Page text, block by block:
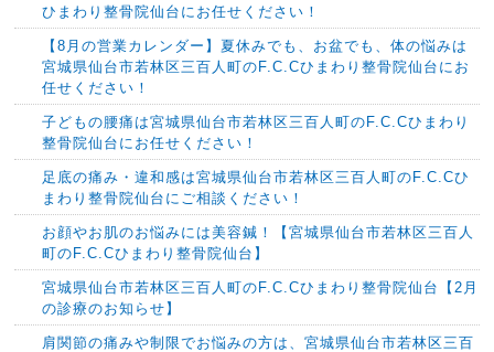
ひまわり整骨院仙台にお任せください！
【8月の営業カレンダー】夏休みでも、お盆でも、体の悩みは
宮城県仙台市若林区三百人町のF.C.Cひまわり整骨院仙台にお
任せください！
子どもの腰痛は宮城県仙台市若林区三百人町のF.C.Cひまわり
整骨院仙台にお任せください！
足底の痛み・違和感は宮城県仙台市若林区三百人町のF.C.Cひ
まわり整骨院仙台にご相談ください！
お顔やお肌のお悩みには美容鍼！【宮城県仙台市若林区三百人
町のF.C.Cひまわり整骨院仙台】
宮城県仙台市若林区三百人町のF.C.Cひまわり整骨院仙台【2月
の診療のお知らせ】
肩関節の痛みや制限でお悩みの方は、宮城県仙台市若林区三百